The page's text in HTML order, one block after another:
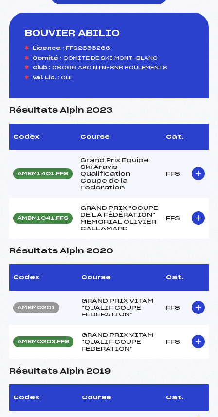
BOUVIER ABILIO
Licence : FFS2656266
Comité : COMITE DE SKI MONT-BLANC
Club : 09066 ASO NTN-SNR ROULEMENTS
Val. Lic. : Oui
Résultats Alpin 2023
Codex Course Cat.
AMBM1401.FFS
Grand Prix Equipe
Ski Aravis
Qualification
Coupe de la
Federation
FFS
AMBM1041.FFS
GRAND PRIX "COUPE
DE LA FÉDÉRATION"
MEMORIAL OLIVIER
CALLAMARD
FFS
Résultats Alpin 2020
Codex Course Cat.
AMBM0201
GRAND PRIX VITAM
"QUALIF COUPE
FEDERATION"
FFS
AMBM0203.FFS
GRAND PRIX VITAM
"QUALIF COUPE
FEDERATION"
FFS
Résultats Alpin 2019
Codex Course Cat.